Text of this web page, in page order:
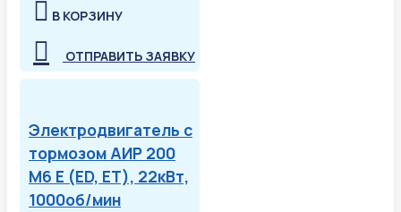
В КОРЗИНУ
ОТПРАВИТЬ ЗАЯВКУ
Электродвигатель с
тормозом АИР 200
М6 Е (ED, ET), 22кВт,
1000об/мин